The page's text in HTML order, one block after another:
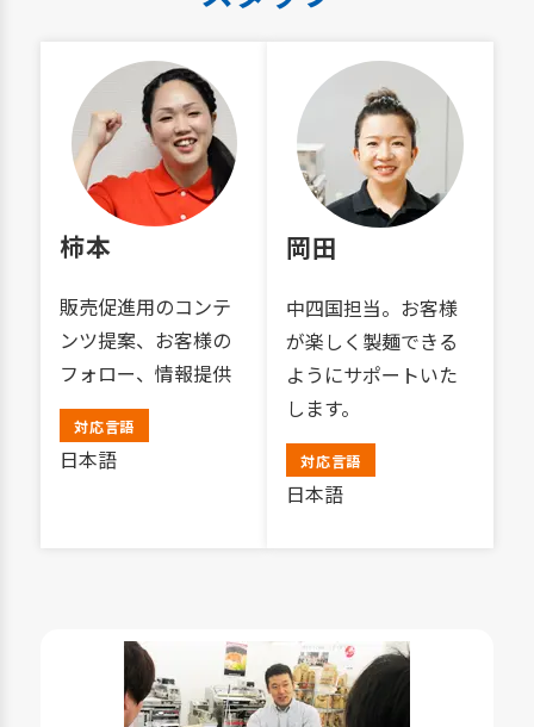
柿本
販売促進用のコンテ
ンツ提案、お客様の
フォロー、情報提供
対応言語
日本語
岡田
中四国担当。お客様
が楽しく製麺できる
ようにサポートいた
します。
対応言語
日本語